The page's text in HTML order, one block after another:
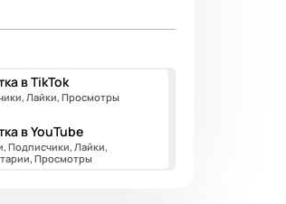
в TikTok
Лайки, Просмотры
в YouTube
Подписчики, Лайки,
Просмотры